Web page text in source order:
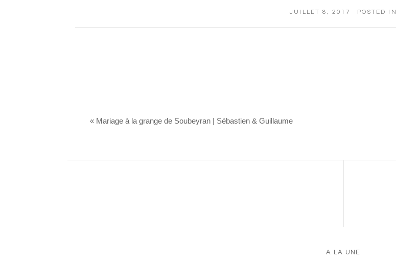
JUILLET 8, 2017 POSTED IN
« Mariage à la grange de Soubeyran | Sébastien & Guillaume
A LA UNE